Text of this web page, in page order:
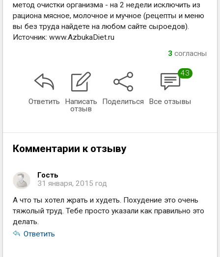
метод очистки организма - на 2 недели исключить из
рациона мясное, молочное и мучное (рецепты и меню
вы без труда найдете на любом сайте сыроедов).
Источник: www.AzbukaDiet.ru
3 согласны
Ответить
Написать
отзыв
Поделиться
43
Все отзывы
Комментарии к отзыву
Гость
31 января, 2015 год
А что ты хотел жрать и худеть. Похудение это очень
тяжолый труд. Тебе просто указали как правильно это
делать.
Ответить